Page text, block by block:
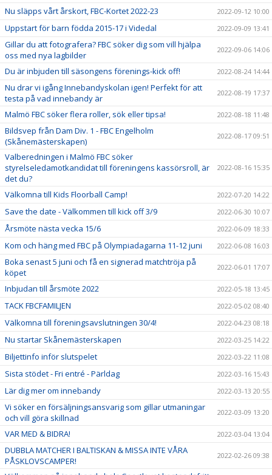
Nu släpps vårt årskort, FBC-Kortet 2022-23 2022-09-12 10:00
Uppstart för barn födda 2015-17 i Videdal 2022-09-09 13:41
Gillar du att fotografera? FBC söker dig som vill hjälpa
oss med nya lagbilder
2022-09-06 14:06
Du är inbjuden till säsongens förenings-kick off! 2022-08-24 14:44
Nu drar vi igång Innebandyskolan igen! Perfekt för att
testa på vad innebandy är
2022-08-19 17:37
Malmö FBC söker flera roller, sök eller tipsa! 2022-08-18 11:48
Bildsvep från Dam Div. 1 - FBC Engelholm
(Skånemästerskapen)
2022-08-17 09:51
Valberedningen i Malmö FBC söker
styrelseledamotkandidat till föreningens kassörsroll, är
det du?
2022-08-16 15:35
Välkomna till Kids Floorball Camp! 2022-07-20 14:22
Save the date - Välkommen till kick off 3/9 2022-06-30 10:07
Årsmöte nästa vecka 15/6 2022-06-09 18:33
Kom och häng med FBC på Olympiadagarna 11-12 juni 2022-06-08 16:03
Boka senast 5 juni och få en signerad matchtröja på
köpet
2022-06-01 17:07
Inbjudan till årsmöte 2022 2022-05-18 13:45
TACK FBCFAMILJEN 2022-05-02 08:40
Välkomna till föreningsavslutningen 30/4! 2022-04-23 08:18
Nu startar Skånemästerskapen 2022-03-25 14:22
Biljettinfo inför slutspelet 2022-03-22 11:08
Sista stödet - Fri entré - Pärldag 2022-03-16 15:43
Lär dig mer om innebandy 2022-03-13 20:55
Vi söker en försäljningsansvarig som gillar utmaningar
och vill göra skillnad
2022-03-09 13:20
VAR MED & BIDRA! 2022-03-04 13:04
DUBBLA MATCHER I BALTISKAN & MISSA INTE VÅRA
PÅSKLOVSCAMPER!
2022-02-26 09:38